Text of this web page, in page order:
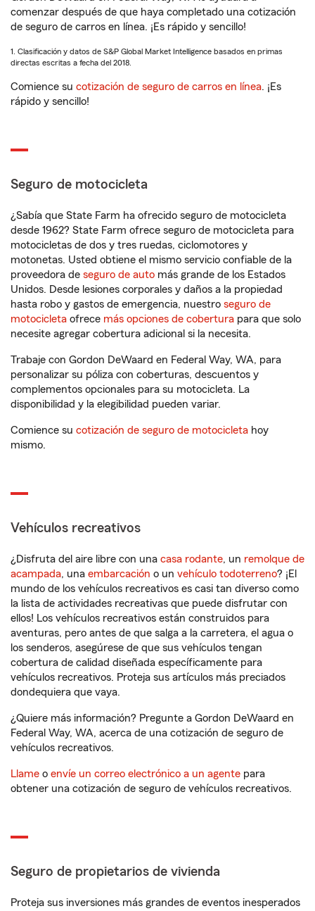
comenzar después de que haya completado una cotización
de seguro de carros en línea. ¡Es rápido y sencillo!
1. Clasificación y datos de S&P Global Market Intelligence basados en primas
directas escritas a fecha del 2018.
Comience su cotización de seguro de carros en línea. ¡Es
rápido y sencillo!
Seguro de motocicleta
¿Sabía que State Farm ha ofrecido seguro de motocicleta
desde 1962? State Farm ofrece seguro de motocicleta para
motocicletas de dos y tres ruedas, ciclomotores y
motonetas. Usted obtiene el mismo servicio confiable de la
proveedora de seguro de auto más grande de los Estados
Unidos. Desde lesiones corporales y daños a la propiedad
hasta robo y gastos de emergencia, nuestro seguro de
motocicleta ofrece más opciones de cobertura para que solo
necesite agregar cobertura adicional si la necesita.
Trabaje con Gordon DeWaard en Federal Way, WA, para
personalizar su póliza con coberturas, descuentos y
complementos opcionales para su motocicleta. La
disponibilidad y la elegibilidad pueden variar.
Comience su cotización de seguro de motocicleta hoy
mismo.
Vehículos recreativos
¿Disfruta del aire libre con una casa rodante, un remolque de
acampada, una embarcación o un vehículo todoterreno? ¡El
mundo de los vehículos recreativos es casi tan diverso como
la lista de actividades recreativas que puede disfrutar con
ellos! Los vehículos recreativos están construidos para
aventuras, pero antes de que salga a la carretera, el agua o
los senderos, asegúrese de que sus vehículos tengan
cobertura de calidad diseñada específicamente para
vehículos recreativos. Proteja sus artículos más preciados
dondequiera que vaya.
¿Quiere más información? Pregunte a Gordon DeWaard en
Federal Way, WA, acerca de una cotización de seguro de
vehículos recreativos.
Llame o envíe un correo electrónico a un agente para
obtener una cotización de seguro de vehículos recreativos.
Seguro de propietarios de vivienda
Proteja sus inversiones más grandes de eventos inesperados